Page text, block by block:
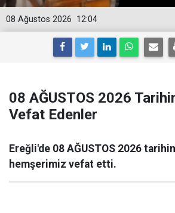
12:04
08 Ağustos 2026
08 AĞUSTOS 2026
Vefat Edenler
Ereğli'de 08 AĞUSTOS 2026
hemşerimiz vefat etti.